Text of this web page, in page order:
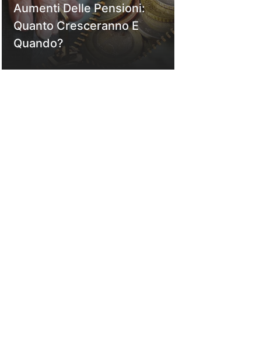
Aumenti Delle Pensioni:
Quanto Cresceranno E
Quando?